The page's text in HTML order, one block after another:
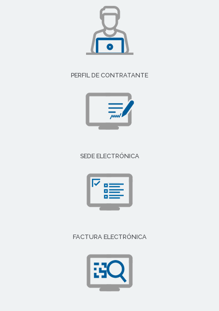
PERFIL DE CONTRATANTE
SEDE ELECTRÓNICA
FACTURA ELECTRÓNICA